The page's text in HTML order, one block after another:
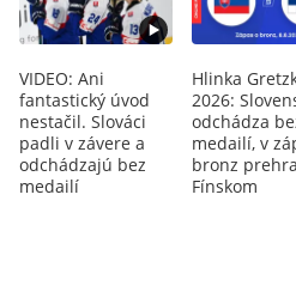
VIDEO: Ani
fantastický úvod
nestačil. Slováci
padli v závere a
odchádzajú bez
medailí
Hlinka
2026:
odchádza
medailí, v
bronz
Fínskom